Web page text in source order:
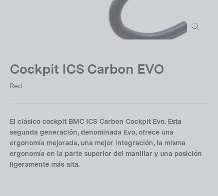
Cockpit ICS Carbon EVO
Red
El clásico cockpit BMC ICS Carbon Cockpit Evo. Esta
segunda generación, denominada Evo, ofrece una
ergonomía mejorada, una mejor integración, la misma
ergonomía en la parte superior del manillar y una posición
ligeramente más alta.